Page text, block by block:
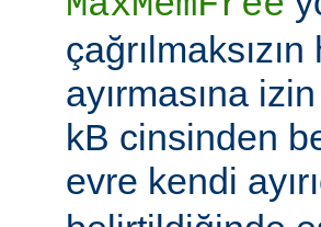
çağrılmaksızın
ayırmasına
kB cinsinden
evre kendi